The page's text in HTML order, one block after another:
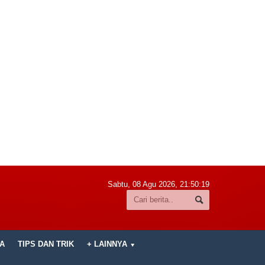
Sabtu, 08 Agu 2026, 21:50:20
TIPS DAN TRIK + LAINNYA